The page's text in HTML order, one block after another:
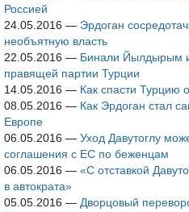
Россией
24.05.2016 — Эрдоган
необъятную власть
22.05.2016 — Бинали Йылдырым
правящей партии Турции
14.05.2016 — Как спасти Турцию
08.05.2016 — Как Эрдоган стал
Европе
06.05.2016 — Уход Давутоглу
соглашения с ЕС по беженцам
06.05.2016 — «С отставкой
в автократа»
05.05.2016 — Дворцовый